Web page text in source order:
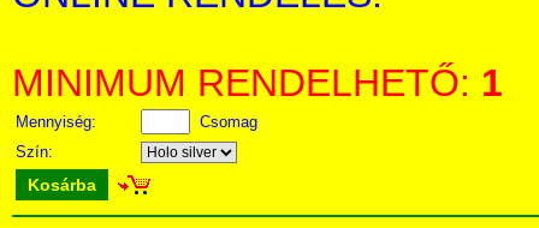
MINIMUM RENDELHETŐ: 1
Mennyiség:
Csomag
Szín:
Kosárba